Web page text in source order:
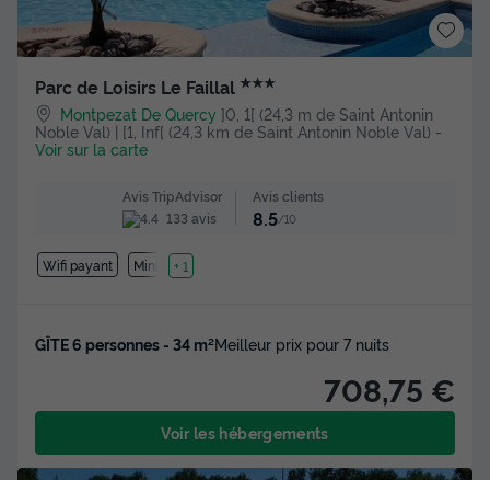
Parc de Loisirs Le Faillal ★★★
Montpezat De Quercy ]0, 1[ (24,3 m de Saint Antonin
Noble Val) | [1, Inf[ (24,3 km de Saint Antonin Noble Val) -
Voir sur la carte
Avis TripAdvisor
133 avis
Avis clients
8.5/10
Wifi payant Mini-golf
+ 1
GÎTE 6 personnes - 34 m²Meilleur prix pour 7 nuits
708,75 €
Voir les hébergements